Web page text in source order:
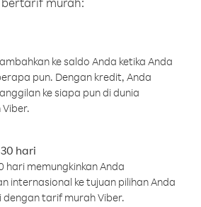
ke saldo Anda ketika Anda
pun. Dengan kredit, Anda
ke siapa pun di dunia
hari
hari memungkinkan Anda
internasional ke tujuan pilihan Anda
dengan tarif murah Viber.